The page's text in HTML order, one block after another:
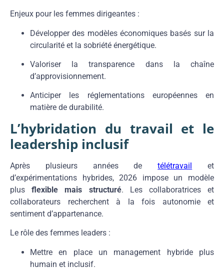
Enjeux pour les femmes dirigeantes :
Développer des modèles économiques basés sur la
circularité et la sobriété énergétique.
Valoriser la transparence dans la chaîne
d’approvisionnement.
Anticiper les réglementations européennes en
matière de durabilité.
L’hybridation du travail et le
leadership inclusif
Après plusieurs années detélétravail et
d’expérimentations hybrides, 2026 impose un modèle
plusflexible mais structuré. Les collaboratrices et
collaborateurs recherchent à la fois autonomie et
sentiment d’appartenance.
Le rôle des femmes leaders :
Mettre en place un management hybride plus
humain et inclusif.